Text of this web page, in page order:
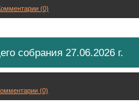
(0)
собрания 27.06.2026 г.
(0)